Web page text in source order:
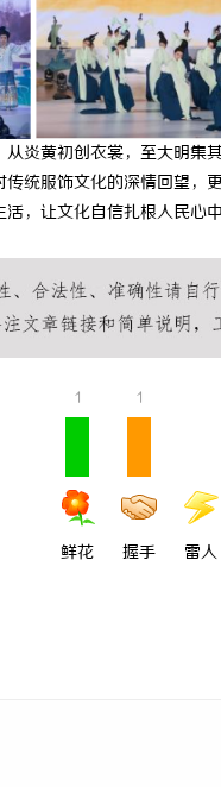
炎黄初创衣裳，至大明集
传统服饰文化的深情回望
，让文化自信扎根人民心
1
鲜花
1
握手 雷人